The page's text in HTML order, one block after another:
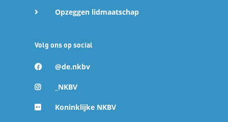
Opzeggen lidmaatschap
Volg ons op social
@de.nkbv
_NKBV
Koninklijke NKBV